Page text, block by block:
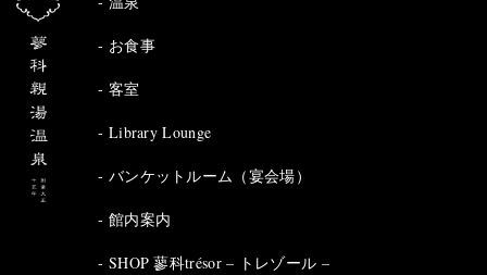
お食事
客室
Library Lounge
バンケットルーム（宴会場）
館内案内
SHOP 蓼科trésor – トレゾール –